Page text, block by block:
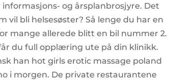
og årsplanbrosjyre. Det
vil bli helsesøster? Så lenge du har en
mange allerede blitt en bil nummer 2.
du full opplæring ute på din klinikk.
han hot girls erotic massage poland
i morgen. De private restaurantene